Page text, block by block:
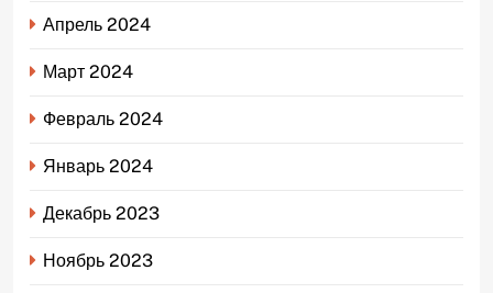
Апрель 2024
Март 2024
Февраль 2024
Январь 2024
Декабрь 2023
Ноябрь 2023